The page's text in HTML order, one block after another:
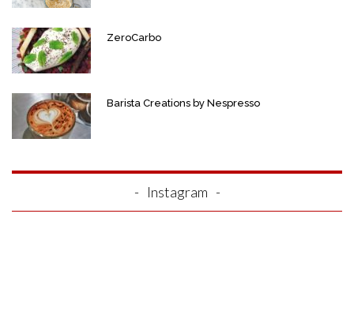
ZeroCarbo
Barista Creations by Nespresso
Instagram